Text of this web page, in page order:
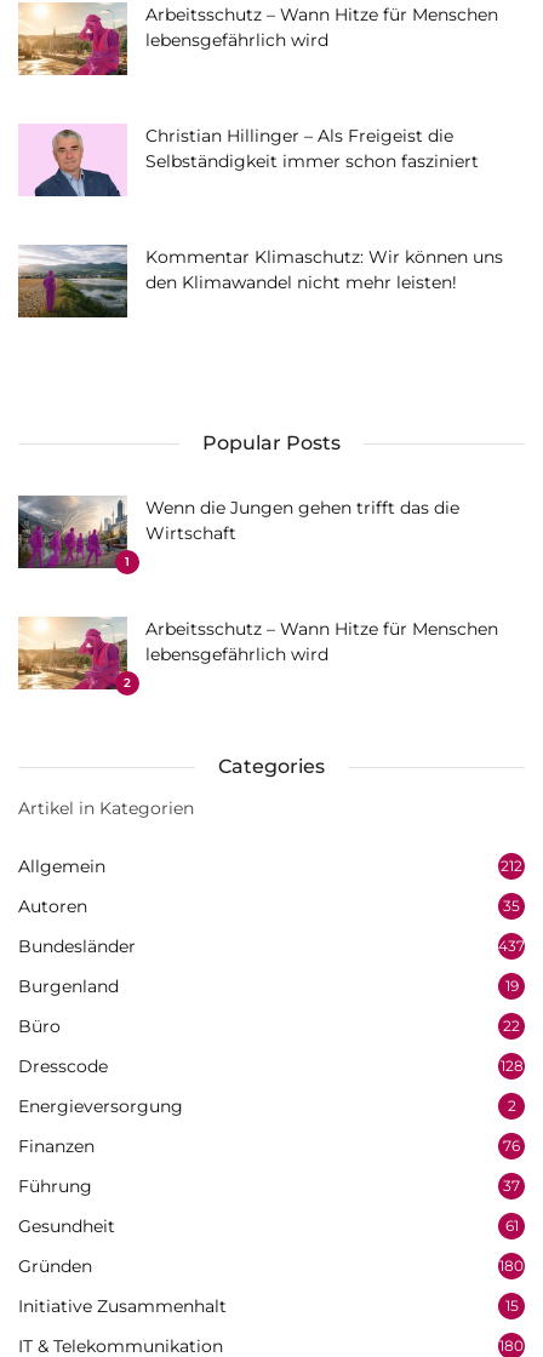
Arbeitsschutz – Wann Hitze für Menschen
lebensgefährlich wird
Christian Hillinger – Als Freigeist die
Selbständigkeit immer schon fasziniert
Kommentar Klimaschutz: Wir können uns
den Klimawandel nicht mehr leisten!
Popular Posts
1
Wenn die Jungen gehen trifft das die
Wirtschaft
2
Arbeitsschutz – Wann Hitze für Menschen
lebensgefährlich wird
Categories
Artikel in Kategorien
Allgemein 212
Autoren 35
Bundesländer 437
Burgenland 19
Büro 22
Dresscode 128
Energieversorgung 2
Finanzen 76
Führung 37
Gesundheit 61
Gründen 180
Initiative Zusammenhalt 15
IT & Telekommunikation 180